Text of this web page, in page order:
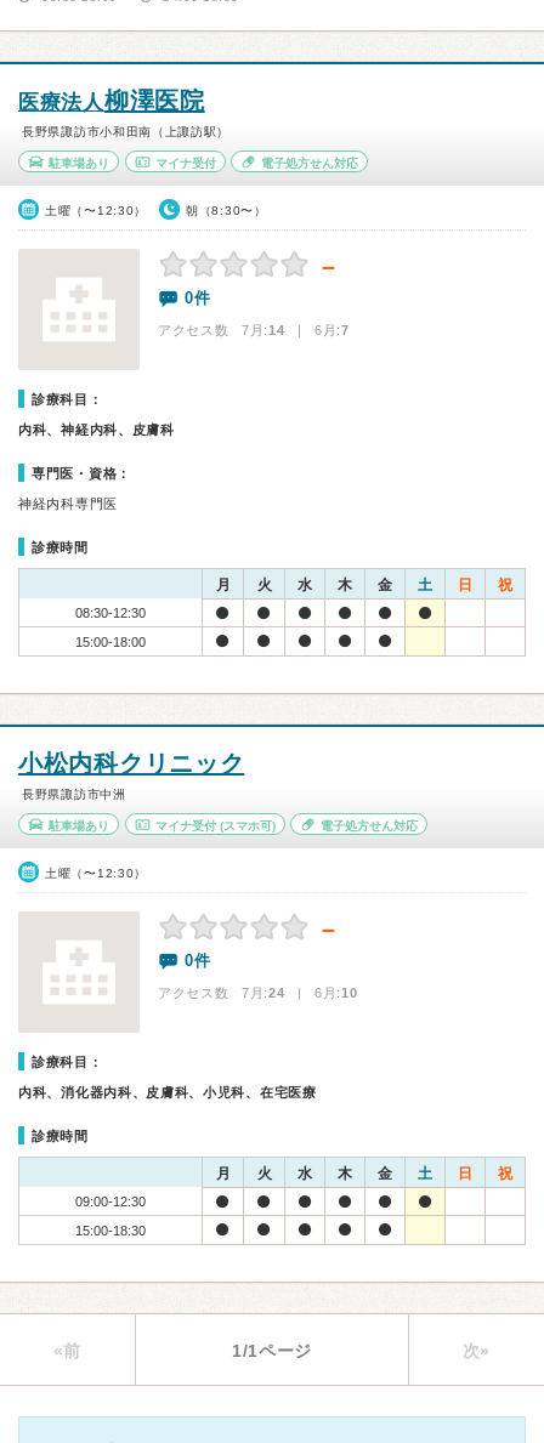
医療法人柳澤医院
長野県諏訪市小和田南（上諏訪駅）
駐車場あり マイナ受付 電子処方せん対応
土曜（〜12:30） 朝（8:30〜）
－
0件
アクセス数 7月:14 | 6月:7
診療科目：
内科、神経内科、皮膚科
専門医・資格：
神経内科専門医
診療時間
月 火 水 木 金 土 日 祝
08:30-12:30
15:00-18:00
小松内科クリニック
長野県諏訪市中洲
駐車場あり マイナ受付(スマホ可) 電子処方せん対応
土曜（〜12:30）
－
0件
アクセス数 7月:24 | 6月:10
診療科目：
内科、消化器内科、皮膚科、小児科、在宅医療
診療時間
月 火 水 木 金 土 日 祝
09:00-12:30
15:00-18:30
«前 1/1ページ 次»